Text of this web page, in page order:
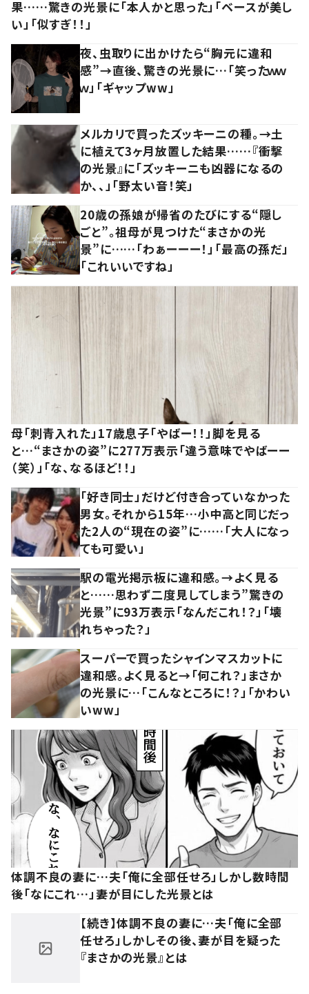
果……驚きの光景に「本人かと思った」「ベースが美し
い」「似すぎ！！」
夜、虫取りに出かけたら“胸元に違和
感”→直後、驚きの光景に…「笑ったｗｗ
ｗ」「ギャップww」
メルカリで買ったズッキーニの種。→土
に植えて3ヶ月放置した結果……『衝撃
の光景』に「ズッキーニも凶器になるの
か、、」「野太い音！笑」
20歳の孫娘が帰省のたびにする“隠し
ごと”。祖母が見つけた“まさかの光
景”に……「わぁーーー！」「最高の孫だ」
「これいいですね」
母「刺青入れた」17歳息子「やばー！！」脚を見る
と…“まさかの姿”に277万表示「違う意味でやばーー
（笑）」「な、なるほど！！」
「好き同士」だけど付き合っていなかった
男女。それから15年…小中高と同じだっ
た2人の“現在の姿”に……「大人になっ
ても可愛い」
駅の電光掲示板に違和感。→よく見る
と……思わず二度見してしまう”驚きの
光景”に93万表示「なんだこれ！？」「壊
れちゃった？」
スーパーで買ったシャインマスカットに
違和感。よく見ると→「何これ？」まさか
の光景に…「こんなところに！？」「かわい
いww」
体調不良の妻に…夫「俺に全部任せろ」しかし数時間
後「なにこれ…」妻が目にした光景とは
【続き】体調不良の妻に…夫「俺に全部
任せろ」しかしその後、妻が目を疑った
『まさかの光景』とは